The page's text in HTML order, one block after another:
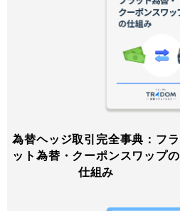
為替ヘッジ取引完全事典：フラ
ット為替・クーポンスワップの
仕組み